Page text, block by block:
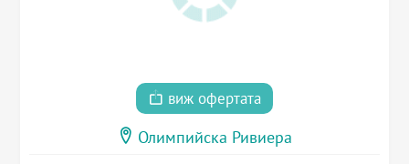
виж офертата
Олимпийска Ривиера